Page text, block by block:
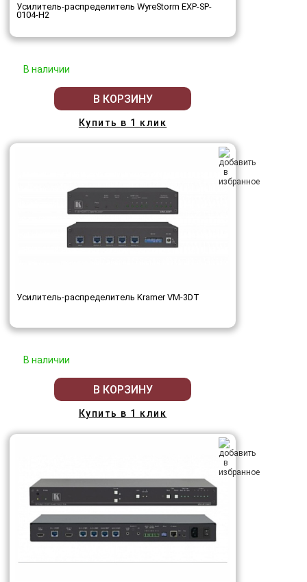
Усилитель-распределитель WyreStorm EXP-SP-
0104-H2
В наличии
В КОРЗИНУ
Купить в 1 клик
Усилитель-распределитель Kramer VM-3DT
В наличии
В КОРЗИНУ
Купить в 1 клик